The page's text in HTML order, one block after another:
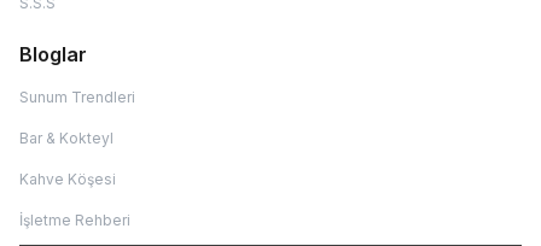
Bloglar
Sunum Trendleri
Bar & Kokteyl
Kahve Köşesi
İşletme Rehberi